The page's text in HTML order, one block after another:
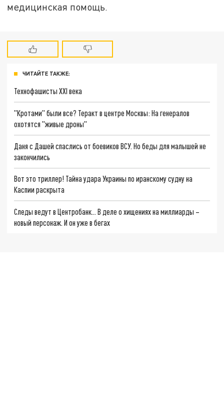
медицинская помощь.
ЧИТАЙТЕ ТАКЖЕ:
Технофашисты XXI века
"Кротами" были все? Теракт в центре Москвы: На генералов
охотятся "живые дроны"
Даня с Дашей спаслись от боевиков ВСУ. Но беды для малышей не
закончились
Вот это триллер! Тайна удара Украины по иранскому судну на
Каспии раскрыта
Следы ведут в Центробанк… В деле о хищениях на миллиарды –
новый персонаж. И он уже в бегах